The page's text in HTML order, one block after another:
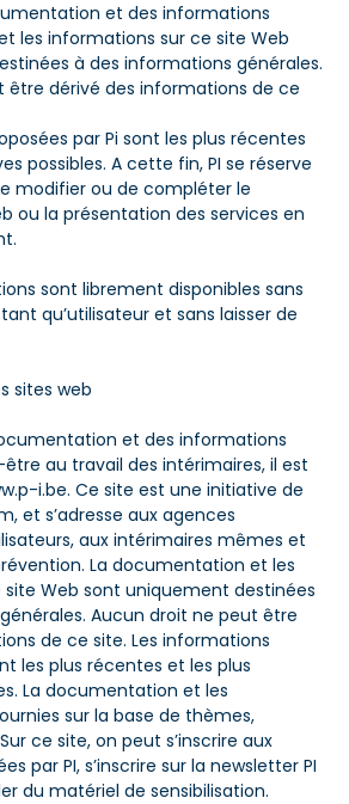
et des informations
les informations sur ce site Web
à des informations générales.
être dérivé des informations de ce
par Pi sont les plus récentes
possibles. A cette fin, PI se réserve
modifier ou de compléter le
ou la présentation des services en
sont librement disponibles sans
qu’utilisateur et sans laisser de
sites web
et des informations
au travail des intérimaires, il est
i.be. Ce site est une initiative de
et s’adresse aux agences
aux intérimaires mêmes et
La documentation et les
Web sont uniquement destinées
Aucun droit ne peut être
de ce site. Les informations
les plus récentes et les plus
La documentation et les
sur la base de thèmes,
ce site, on peut s’inscrire aux
par PI, s’inscrire sur la newsletter PI
du matériel de sensibilisation.